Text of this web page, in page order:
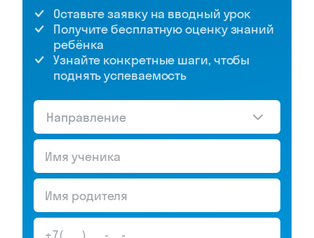
Оставьте заявку на вводный урок
Получите бесплатную оценку знаний
ребёнка
Узнайте конкретные шаги, чтобы
поднять успеваемость
Направление